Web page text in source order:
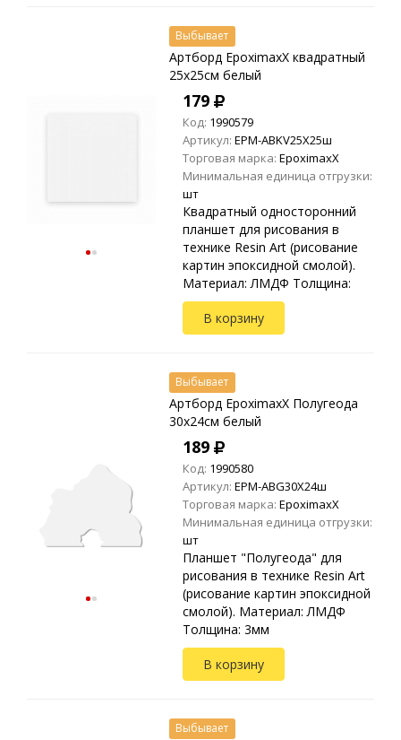
Выбывает
Артборд EpoximaxX квадратный
25х25см белый
179
Код: 1990579
Артикул: EPM-ABKV25X25ш
Торговая марка: EpoximaxX
Минимальная единица отгрузки:
шт
Квадратный односторонний
планшет для рисования в
технике Resin Art (рисование
картин эпоксидной смолой).
Материал: ЛМДФ Толщина:
3мм
В корзину
Выбывает
Артборд EpoximaxX Полугеода
30х24см белый
189
Код: 1990580
Артикул: EPM-ABG30X24ш
Торговая марка: EpoximaxX
Минимальная единица отгрузки:
шт
Планшет "Полугеода" для
рисования в технике Resin Art
(рисование картин эпоксидной
смолой). Материал: ЛМДФ
Толщина: 3мм
В корзину
Выбывает